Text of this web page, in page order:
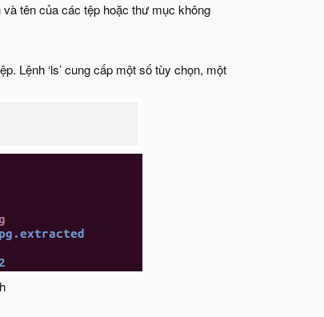
tên của các tệp hoặc thư mục không
Lệnh ‘ls’ cung cấp một số tùy chọn, một